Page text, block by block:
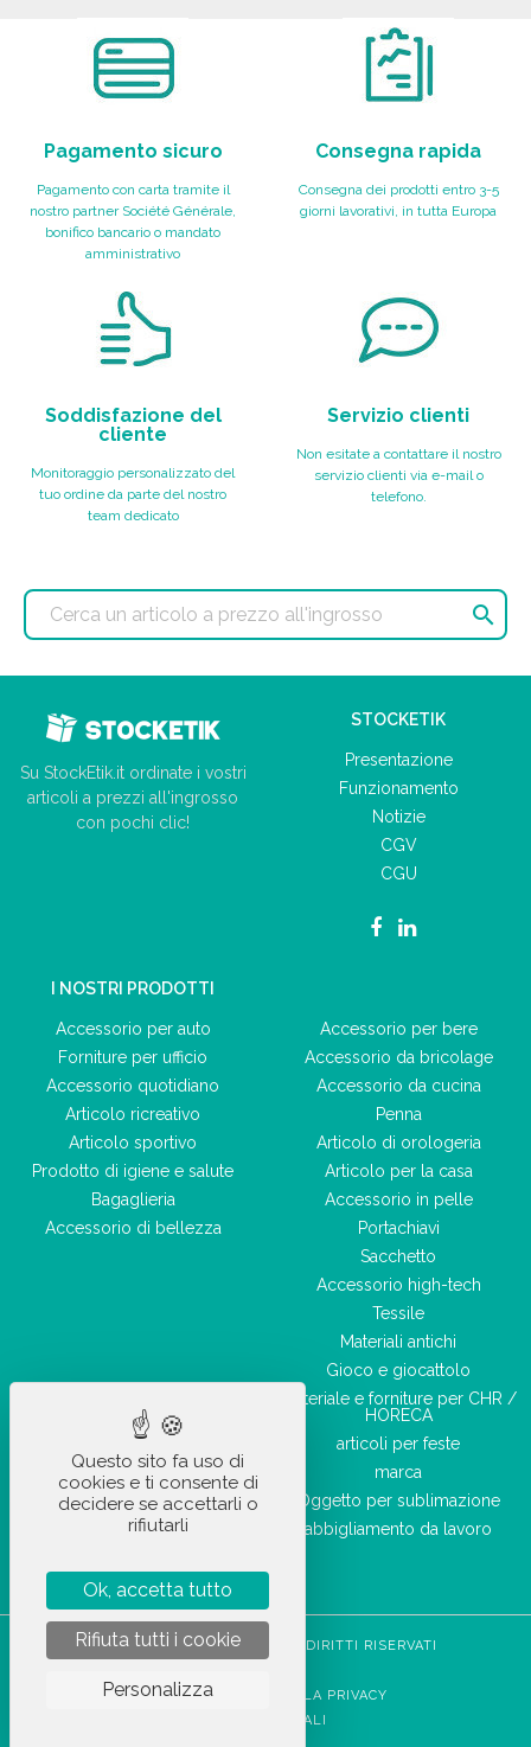
Pagamento sicuro
Pagamento con carta tramite il
nostro partner Société Générale,
bonifico bancario o mandato
amministrativo
Consegna rapida
Consegna dei prodotti entro 3-5
giorni lavorativi, in tutta Europa
Soddisfazione del
cliente
Monitoraggio personalizzato del
tuo ordine da parte del nostro
team dedicato
Servizio clienti
Non esitate a contattare il nostro
servizio clienti via e-mail o
telefono.

Su StockEtik.it ordinate i vostri
articoli a prezzi all'ingrosso
con pochi clic!
STOCKETIK
Presentazione
Funzionamento
Notizie
CGV
CGU
I NOSTRI PRODOTTI
Accessorio per auto
Forniture per ufficio
Accessorio quotidiano
Articolo ricreativo
Articolo sportivo
Prodotto di igiene e salute
Bagaglieria
Accessorio di bellezza
Accessorio per bere
Accessorio da bricolage
Accessorio da cucina
Penna
Articolo di orologeria
Articolo per la casa
Accessorio in pelle
Portachiavi
Sacchetto
Accessorio high-tech
Tessile
Materiali antichi
Gioco e giocattolo
Materiale e forniture per CHR /
HORECA
articoli per feste
marca
Oggetto per sublimazione
abbigliamento da lavoro
STOCKETIK © 2023 - TUTTI I DIRITTI RISERVATI
INFORMATIVA SULLA PRIVACY
NOTE LEGALI
Questo sito fa uso di
cookies e ti consente di
decidere se accettarli o
rifiutarli
Ok, accetta tutto
Rifiuta tutti i cookie
Personalizza